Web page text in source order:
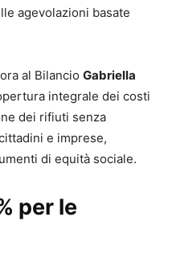
agevolazioni basate
al Bilancio Gabriella
integrale dei costi
dei rifiuti senza
e imprese,
di equità sociale.
per le